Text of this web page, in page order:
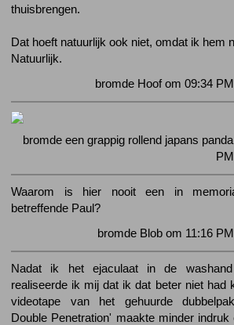
thuisbrengen.
Dat hoeft natuurlijk ook niet, omdat ik hem
Natuurlijk.
bromde Hoof om 09:34
bromde een grappig rollend japans
Waarom is hier nooit een in
betreffende Paul?
bromde Blob om 11:16
Nadat ik het ejaculaat in de
realiseerde ik mij dat ik dat beter niet had
videotape van het gehuurde
Double Penetration' maakte minder indruk